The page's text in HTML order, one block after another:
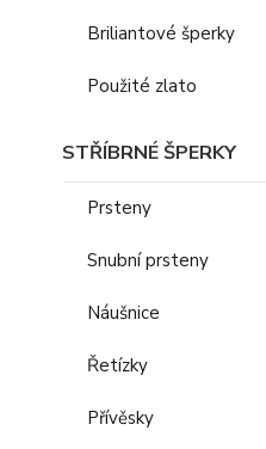
Briliantové šperky
Použité zlato
STŘÍBRNÉ ŠPERKY
Prsteny
Snubní prsteny
Náušnice
Řetízky
Přívěsky